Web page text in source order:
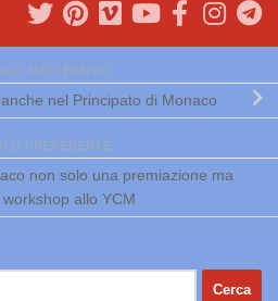
SUCCESSIVO
nel Principato di Monaco
PRECEDENTE
non solo una premiazione ma
allo YCM